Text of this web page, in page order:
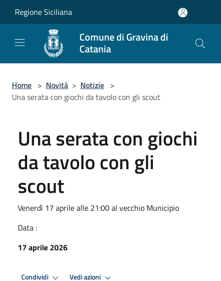
Regione Siciliana
Comune di Gravina di
Catania
Home > Novità > Notizie >
Una serata con giochi da tavolo con gli scout
Una serata con giochi
da tavolo con gli
scout
Venerdì 17 aprile alle 21:00 al vecchio Municipio
Data :
17 aprile 2026
Condividi Vedi azioni